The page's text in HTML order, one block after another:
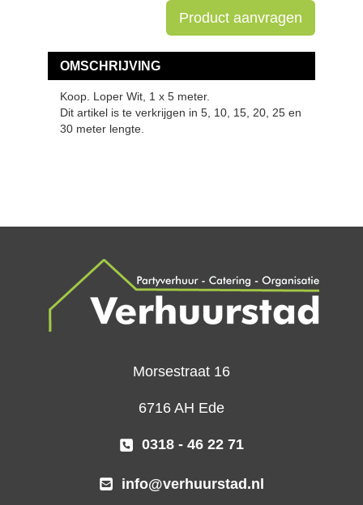
Product aanvragen
OMSCHRIJVING
Koop. Loper Wit, 1 x 5 meter.
Dit artikel is te verkrijgen in 5, 10, 15, 20, 25 en
30 meter lengte.
Morsestraat 16
6716 AH Ede
0318 - 46 22 71
info@verhuurstad.nl